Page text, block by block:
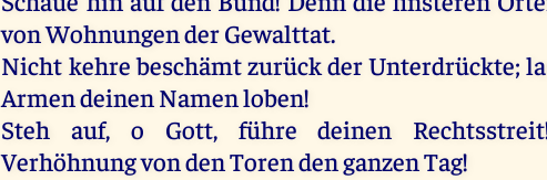
vonWohnungenderGewalttat.
Nicht kehrebeschämtzurückderUnterdrückte;
Armendeinen Namenloben!
Stehauf, o Gott, führe deinen Rechtsstreit
VerhöhnungvondenTorendenganzenTag!